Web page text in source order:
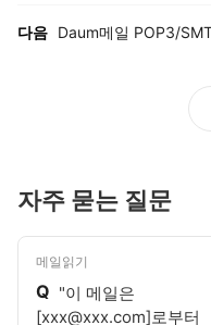
다음
자주 묻는 질문
메일읽기
Q "이 메일은
[xxx@xxx.com]로부터